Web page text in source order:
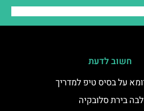
חשוב לדעת
על בסיס טיפ למדריך
בירת סלובקיה